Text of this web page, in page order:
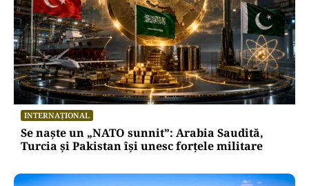
INTERNAȚIONAL
Se naște un „NATO sunnit”: Arabia Saudită,
Turcia și Pakistan își unesc forțele militare